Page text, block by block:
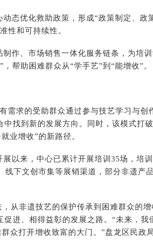
态优化救助政策，形成“政策制定、政
性和可持续性。
作、市场销售一体化服务链条，为培
帮助困难群众从“学手艺”到“能增收”。
需求的受助群众通过参与技艺学习与创
找到新的发展方向。同时，该模式打
业增收”的新路径。
以来，中心已累计开展培训35场，培
线下文创市集等展销渠道，部分非遗产
从非遗技艺的保护传承到困难群众的
进、相得益彰的发展之路。“未来，我
众打开增收致富的大门。”盘龙区民政